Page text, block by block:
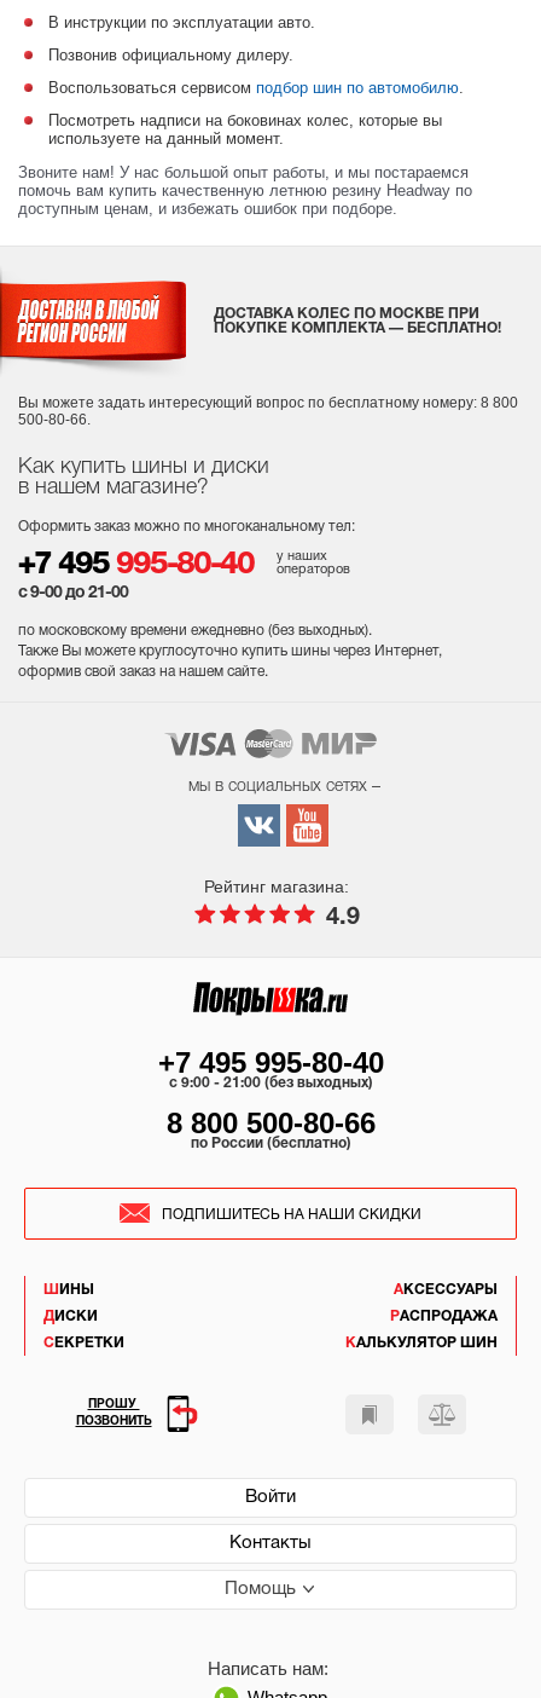
В инструкции по эксплуатации авто.
Позвонив официальному дилеру.
Воспользоваться сервисом подбор шин по автомобилю.
Посмотреть надписи на боковинах колес, которые вы
используете на данный момент.
Звоните нам! У нас большой опыт работы, и мы постараемся
помочь вам купить качественную летнюю резину Headway по
доступным ценам, и избежать ошибок при подборе.
Как купить шины и диски
в нашем магазине?
Оформить заказ можно по многоканальному тел:
+7 495 995-80-40
у наших
операторов
с 9-00 до 21-00
по московскому времени ежедневно (без выходных).
Также Вы можете круглосуточно купить шины через Интернет,
оформив свой заказ на нашем сайте.
ДОСТАВКА КОЛЕС ПО МОСКВЕ ПРИ
ПОКУПКЕ КОМПЛЕКТА — БЕСПЛАТНО!
Вы можете задать интересующий вопрос по бесплатному номеру: 8 800
500-80-66.
мы в социальных сетях –
Рейтинг магазина:
4.9
ШИНЫ
ДИСКИ
СЕКРЕТКИ
АКСЕССУАРЫ
РАСПРОДАЖА
КАЛЬКУЛЯТОР ШИН
Войти
Контакты
Помощь
Написать нам:
+7 495 995-80-40
c 9:00 - 21:00 (без выходных)
8 800 500-80-66
по России (бесплатно)
ПОДПИШИТЕСЬ НА НАШИ СКИДКИ
ПРОШУ
ПОЗВОНИТЬ